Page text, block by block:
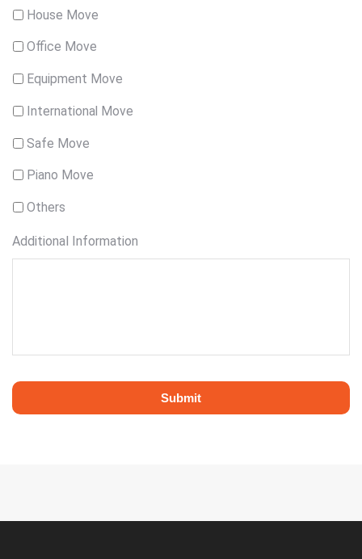
House Move
Office Move
Equipment Move
International Move
Safe Move
Piano Move
Others
Additional Information